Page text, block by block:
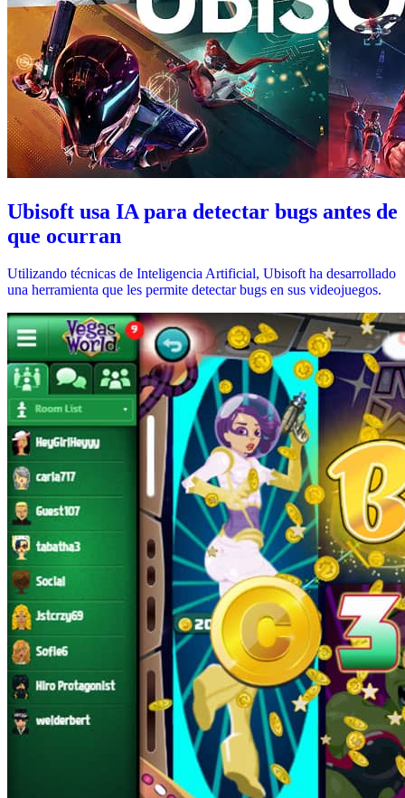
Ubisoft usa IA para detectar bugs antes de
que ocurran
Utilizando técnicas de Inteligencia Artificial, Ubisoft ha desarrollado
una herramienta que les permite detectar bugs en sus videojuegos.